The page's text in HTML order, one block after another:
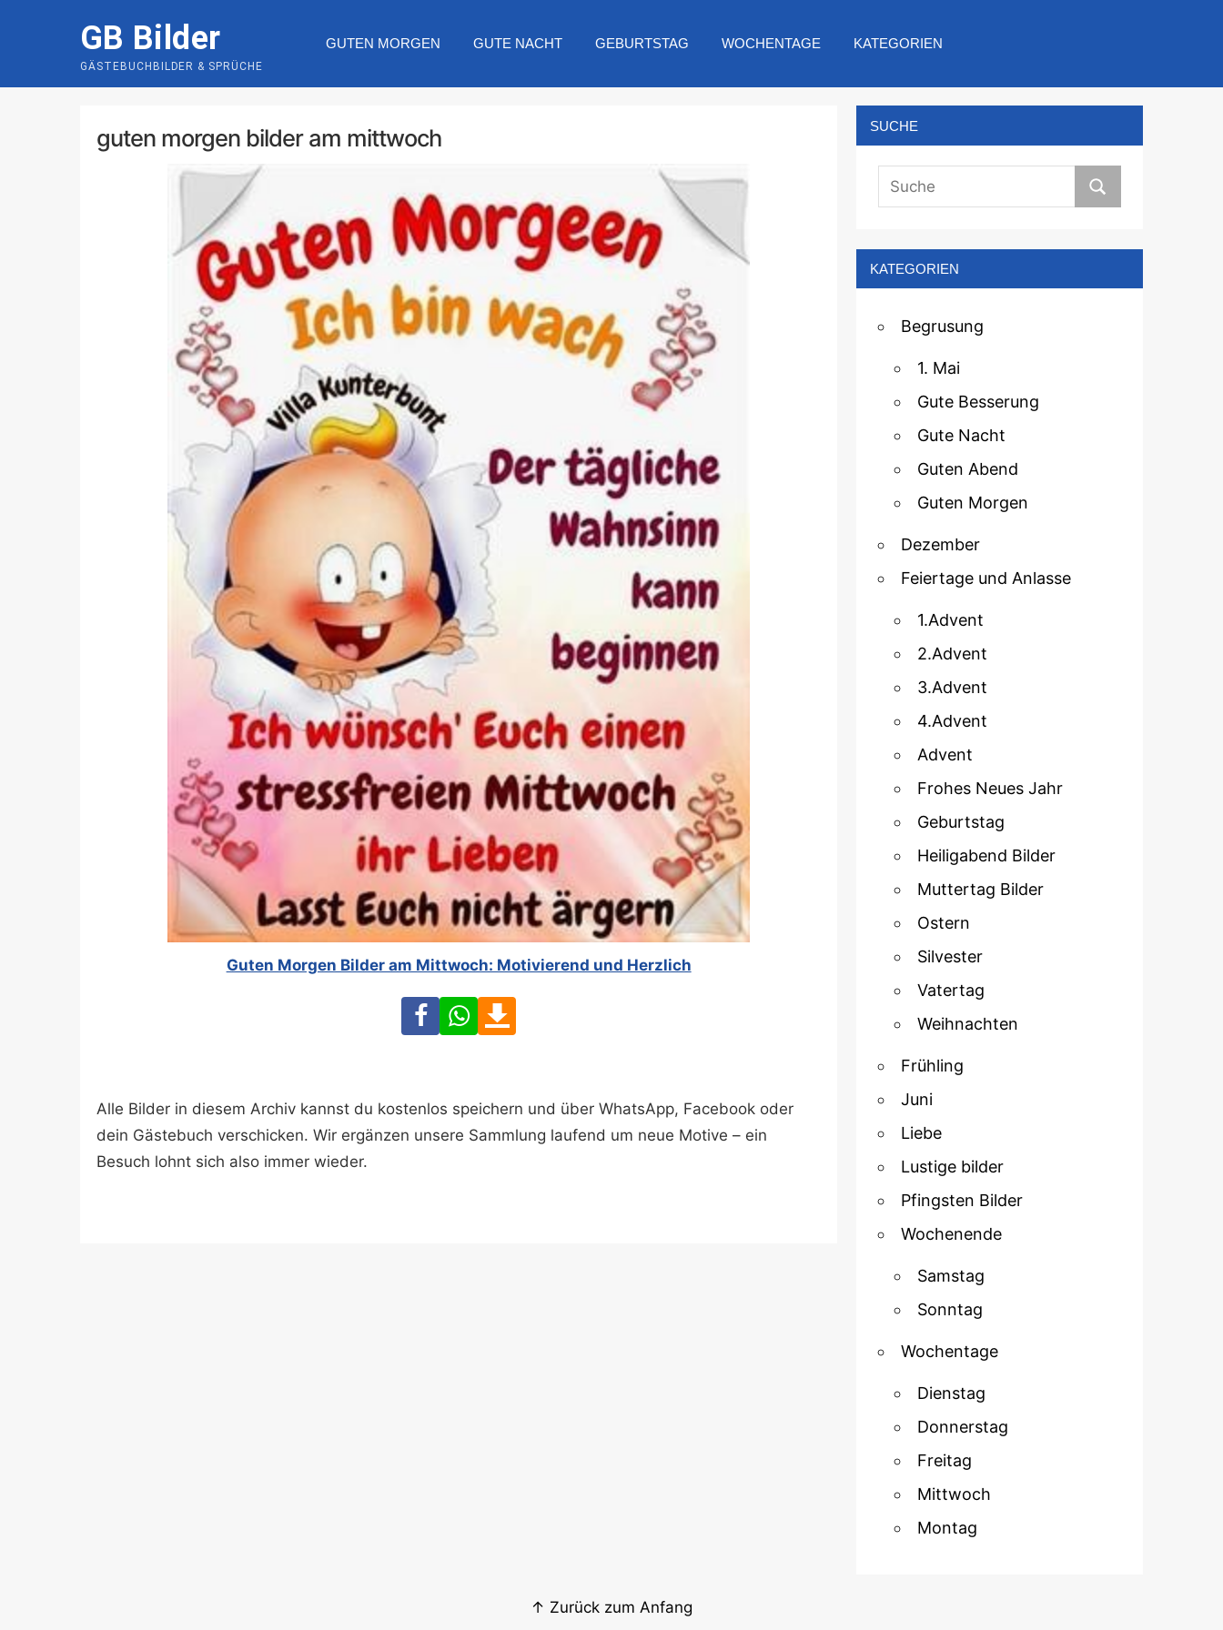
GB Bilder
GÄSTEBUCHBILDER & SPRÜCHE
GUTEN MORGEN GUTE NACHT GEBURTSTAG WOCHENTAGE KATEGORIEN
guten morgen bilder am mittwoch
Guten Morgen Bilder am Mittwoch: Motivierend und Herzlich
FacebookWhatsApp
Alle Bilder in diesem Archiv kannst du kostenlos speichern und über WhatsApp, Facebook oder
dein Gästebuch verschicken. Wir ergänzen unsere Sammlung laufend um neue Motive – ein
Besuch lohnt sich also immer wieder.
SUCHE
KATEGORIEN
Begrusung
1. Mai
Gute Besserung
Gute Nacht
Guten Abend
Guten Morgen
Dezember
Feiertage und Anlasse
1.Advent
2.Advent
3.Advent
4.Advent
Advent
Frohes Neues Jahr
Geburtstag
Heiligabend Bilder
Muttertag Bilder
Ostern
Silvester
Vatertag
Weihnachten
Frühling
Juni
Liebe
Lustige bilder
Pfingsten Bilder
Wochenende
Samstag
Sonntag
Wochentage
Dienstag
Donnerstag
Freitag
Mittwoch
Montag
↑ Zurück zum Anfang